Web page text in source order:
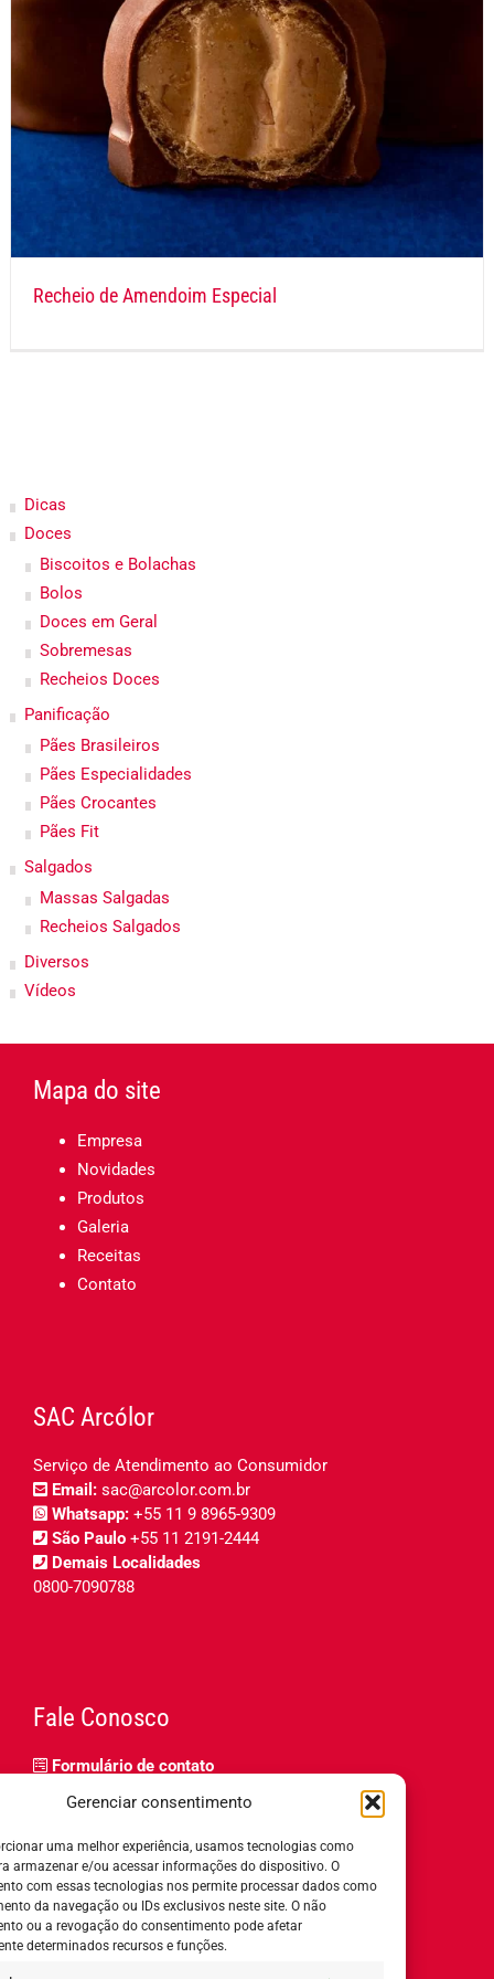
Gerenciar consentimento
uma melhor experiência, usamos tecnologias como
armazenar e/ou acessar informações do dispositivo. O
com essas tecnologias nos permite processar dados como
da navegação ou IDs exclusivos neste site. O não
ou a revogação do consentimento pode afetar
determinados recursos e funções.
Recheio de Amendoim Especial
Dicas
Doces
Biscoitos e Bolachas
Bolos
Doces em Geral
Sobremesas
Recheios Doces
Panificação
Pães Brasileiros
Pães Especialidades
Pães Crocantes
Pães Fit
Salgados
Massas Salgadas
Recheios Salgados
Diversos
Vídeos
Mapa do site
Empresa
Novidades
Produtos
Galeria
Receitas
Contato
SAC Arcólor
Serviço de Atendimento ao Consumidor
Email: sac@arcolor.com.br
Whatsapp: +55 11 9 8965-9309
São Paulo +55 11 2191-2444
Demais Localidades
0800-7090788
Fale Conosco
Formulário de contato
Relatório de igualdade salarial
Horário de Atendimento: